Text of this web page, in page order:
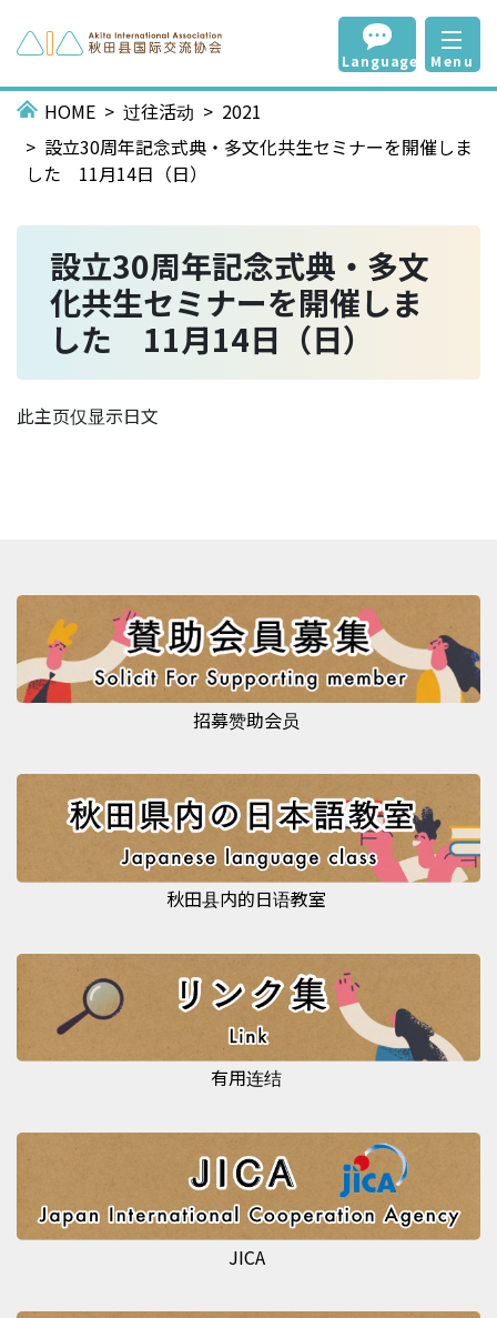
Language Menu
HOME 过往活动
2021
設立30周年記念式典・多文化共生セミナーを開催しま
した 11月14日（日）
設立30周年記念式典・多文
化共生セミナーを開催しま
した 11月14日（日）
此主页仅显示日文
招募赞助会员
秋田县内的日语教室
有用连结
JICA